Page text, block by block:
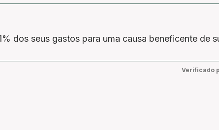
dos seus gastos para uma causa beneficente de
Verificado